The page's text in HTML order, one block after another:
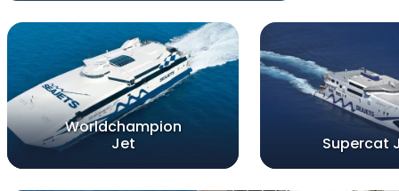
Worldchampion
Jet
Supercat